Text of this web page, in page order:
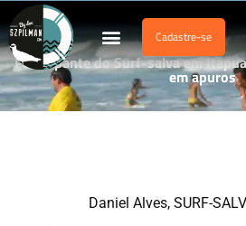
Cadastre-se
Participante do Surf-salva em
em apuros
Daniel Alves, SURF-